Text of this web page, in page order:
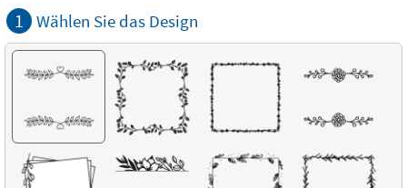
1 Wählen Sie das Design